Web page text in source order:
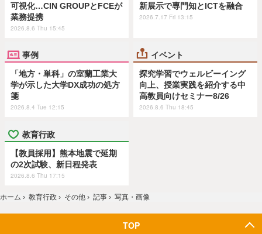
可視化…CIN GROUPとFCEが
業務提携
2026.8.6 Thu 15:45
新展示で専門知とICTを融合
2026.7.17 Fri 13:15
事例
「地方・単科」の室蘭工業大
学が示した大学DX成功の処方
箋
2026.8.4 Tue 12:15
イベント
探究学習でウェルビーイング
向上、授業実践を紹介する中
高教員向けセミナー8/26
2026.8.6 Thu 18:45
教育行政
【教員採用】熊本地震で延期
の2次試験、新日程発表
2026.8.6 Thu 17:15
ホーム › 教育行政 › その他 › 記事 › 写真・画像
TOP